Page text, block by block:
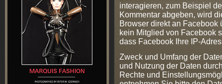
interagieren, zum Beispiel
Kommentar abgeben, wird
Browser direkt an Facebook
kein Mitglied von Facebook
dass Facebook Ihre IP-
Zweck und Umfang der
und Nutzung der Daten
Rechte und